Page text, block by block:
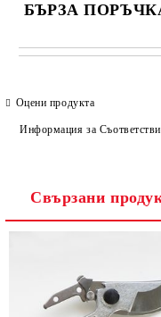
БЪРЗА
САМО
Оцени продукта
Информация за
Свързани